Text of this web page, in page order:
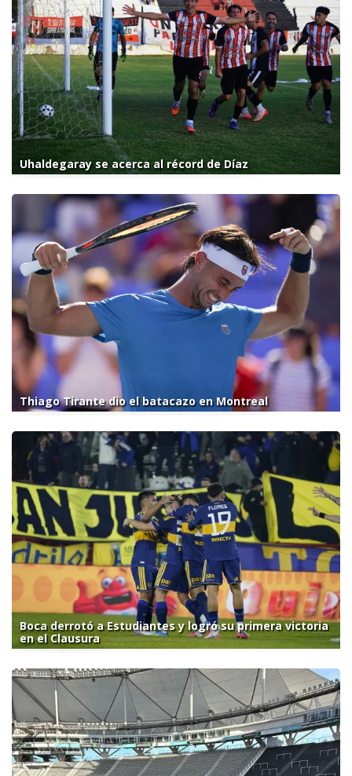
Uhaldegaray se acerca al récord de Díaz
Thiago Tirante dio el batacazo en Montreal
Boca derrotó a Estudiantes y logró su primera victoria
en el Clausura